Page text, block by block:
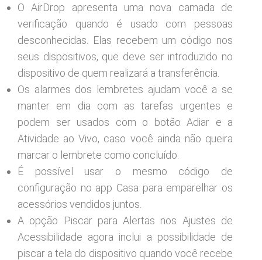
O AirDrop apresenta uma nova camada de
verificação quando é usado com pessoas
desconhecidas. Elas recebem um código nos
seus dispositivos, que deve ser introduzido no
dispositivo de quem realizará a transferência.
Os alarmes dos lembretes ajudam você a se
manter em dia com as tarefas urgentes e
podem ser usados com o botão Adiar e a
Atividade ao Vivo, caso você ainda não queira
marcar o lembrete como concluído.
É possível usar o mesmo código de
configuração no app Casa para emparelhar os
acessórios vendidos juntos.
A opção Piscar para Alertas nos Ajustes de
Acessibilidade agora inclui a possibilidade de
piscar a tela do dispositivo quando você recebe